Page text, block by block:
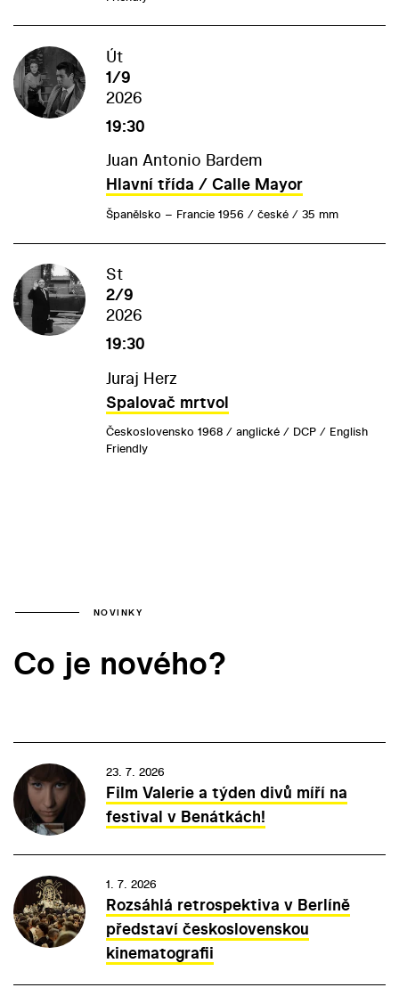
Út
1/9
2026
19:30
Juan Antonio Bardem
Hlavní třída / Calle Mayor
Španělsko – Francie 1956 / české / 35 mm
St
2/9
2026
19:30
Juraj Herz
Spalovač mrtvol
Československo 1968 / anglické / DCP / English
Friendly
NOVINKY
Co je nového?
23. 7. 2026
Film Valerie a týden divů míří na
festival v Benátkách!
1. 7. 2026
Rozsáhlá retrospektiva v Berlíně
představí československou
kinematografii